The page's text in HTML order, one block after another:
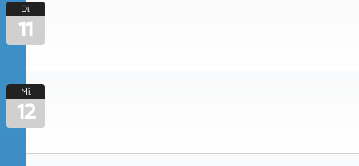
Di.
11
Mi.
12